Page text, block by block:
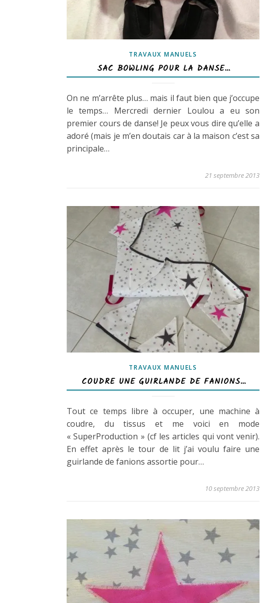
TRAVAUX MANUELS
SAC BOWLING POUR LA DANSE…
On ne m’arrête plus… mais il faut bien que j’occupe
le temps… Mercredi dernier Loulou a eu son
premier cours de danse! Je peux vous dire qu’elle a
adoré (mais je m’en doutais car à la maison c’est sa
principale…
21 septembre 2013
TRAVAUX MANUELS
COUDRE UNE GUIRLANDE DE FANIONS…
Tout ce temps libre à occuper, une machine à
coudre, du tissus et me voici en mode
« SuperProduction » (cf les articles qui vont venir).
En effet après le tour de lit j’ai voulu faire une
guirlande de fanions assortie pour…
10 septembre 2013